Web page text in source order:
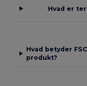
Hvad er
Hvad betyder
produkt?